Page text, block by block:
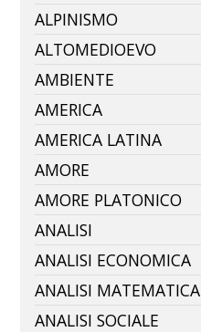
ALPINISMO
ALTOMEDIOEVO
AMBIENTE
AMERICA
AMERICA LATINA
AMORE
AMORE PLATONICO
ANALISI
ANALISI ECONOMICA
ANALISI MATEMATICA
ANALISI SOCIALE